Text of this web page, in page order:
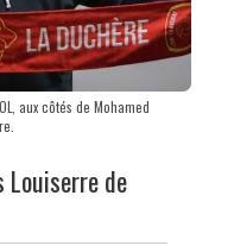
aux côtés de Mohamed
Louiserre de